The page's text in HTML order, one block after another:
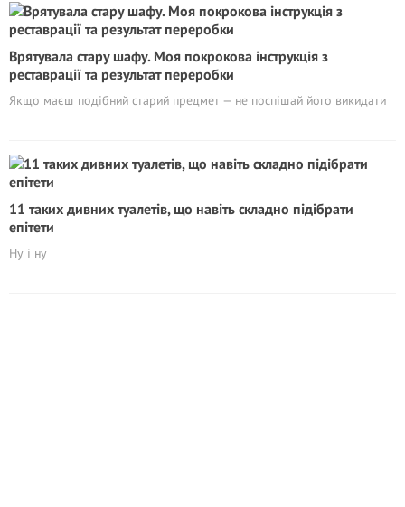
Врятувала стару шафу. Моя покрокова інструкція з
реставрації та результат переробки
Якщо маєш подібний старий предмет — не поспішай його викидати
11 таких дивних туалетів, що навіть складно підібрати
епітети
Ну і ну